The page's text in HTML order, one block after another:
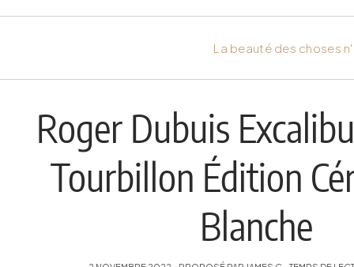
La beauté des choses
Roger Dubuis
Tourbillon Édition
Blanche